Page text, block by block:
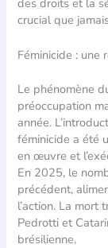
crucial que
Féminicide : une
Le phénomène
préoccupation
année.
féminicide a été
en œuvre et
En 2025, le
précédent,
l’action. La mort
Pedrotti et
brésilienne.